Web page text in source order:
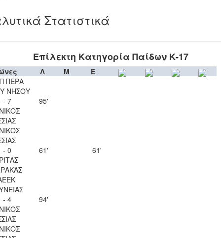
Στατιστικά
Επίλεκτη Κατηγορία Παίδων Κ-17
Λ Μ
Έ
ΠΕΡΑ
ΝΗΣΟΥ
- 7
95'
- 0
61' 61'
- 4
94'